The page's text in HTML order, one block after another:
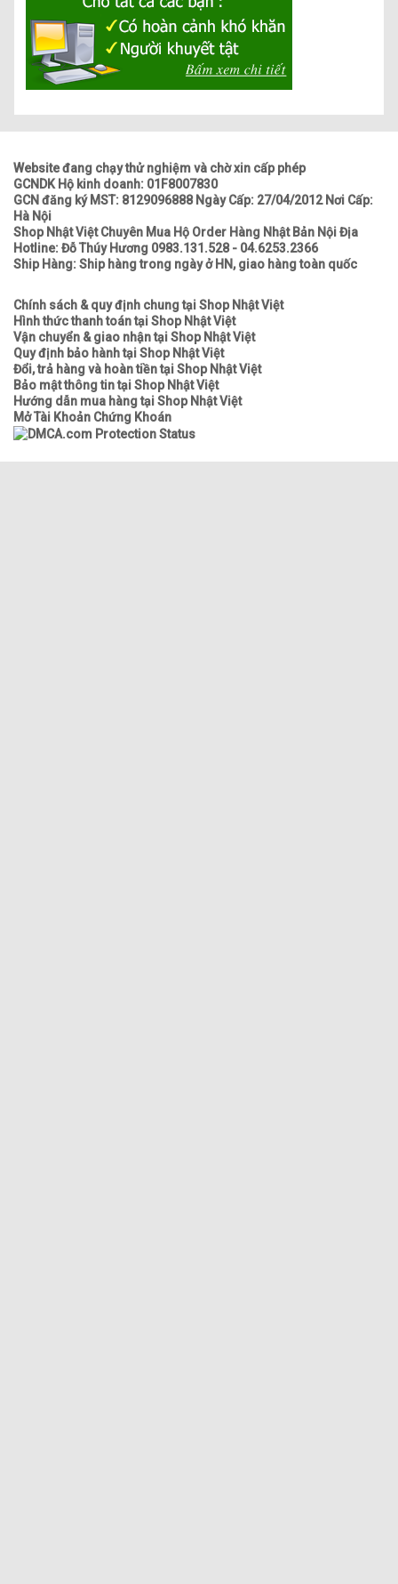
Website đang chạy thử nghiệm và chờ xin cấp phép
GCNDK Hộ kinh doanh: 01F8007830
GCN đăng ký MST: 8129096888 Ngày Cấp: 27/04/2012 Nơi Cấp:
Hà Nội
Shop Nhật Việt Chuyên Mua Hộ Order Hàng Nhật Bản Nội Địa
Hotline: Đỗ Thúy Hương 0983.131.528 - 04.6253.2366
Ship Hàng: Ship hàng trong ngày ở HN, giao hàng toàn quốc
Chính sách & quy định chung tại Shop Nhật Việt
Hình thức thanh toán tại Shop Nhật Việt
Vận chuyển & giao nhận tại Shop Nhật Việt
Quy định bảo hành tại Shop Nhật Việt
Đổi, trả hàng và hoàn tiền tại Shop Nhật Việt
Bảo mật thông tin tại Shop Nhật Việt
Hướng dẫn mua hàng tại Shop Nhật Việt
Mở Tài Khoản Chứng Khoán